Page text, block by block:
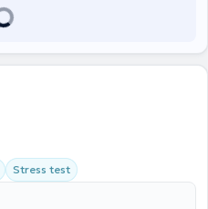
Stress test